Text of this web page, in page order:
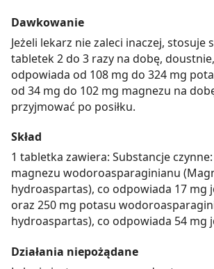
Dawkowanie
Jeżeli lekarz nie zaleci inaczej, stosuje
tabletek 2 do 3 razy na dobę,
odpowiada od 108 mg do 324 mg
od 34 mg do 102 mg magnezu na
przyjmować po posiłku.
Skład
1 tabletka zawiera: Substancje
magnezu wodoroasparaginianu
hydroaspartas), co odpowiada 17 mg
oraz 250 mg potasu
hydroaspartas), co odpowiada 54 mg
Działania niepożądane